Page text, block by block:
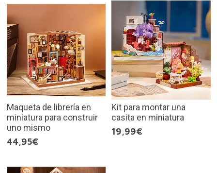
Maqueta de librería en
miniatura para construir
uno mismo
44,95€
Kit para montar una
casita en miniatura
19,99€